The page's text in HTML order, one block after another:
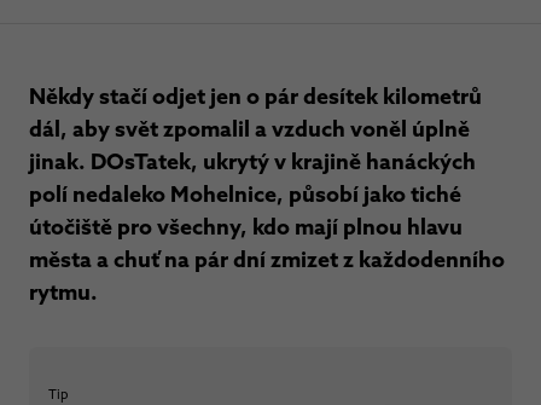
Někdy stačí odjet jen o pár desítek kilometrů
dál, aby svět zpomalil a vzduch voněl úplně
jinak. DOsTatek, ukrytý v krajině hanáckých
polí nedaleko Mohelnice, působí jako tiché
útočiště pro všechny, kdo mají plnou hlavu
města a chuť na pár dní zmizet z každodenního
rytmu.
Tip